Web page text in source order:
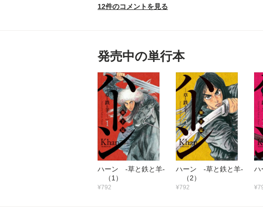
12件のコメントを見る
発売中の単行本
ハーン ‐草と鉄と羊‐
（1）
¥792
ハーン ‐草と鉄と羊‐
（2）
¥792
ハ